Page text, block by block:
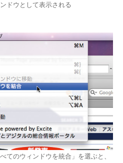
ドウとして表示される
てのウィンドウを統合」を選ぶと、